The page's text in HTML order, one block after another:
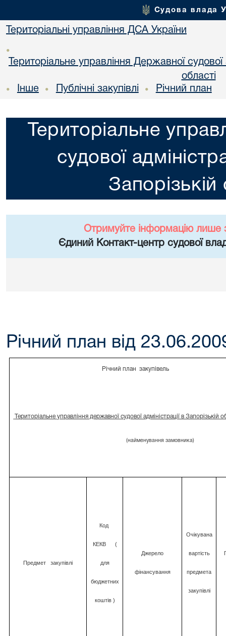
Судова влада
Територіальні управління ДСА України
•
Територіальне управління Державної судової
області
• Інше • Публічні закупівлі • Річний план
Територіальне
судової
Запорізькій
Отримуйте інформацію лише
Єдиний Контакт-центр судової
Річний план від
Річний план закупівель
Територіальне управління державної судової адміністрації в Запорізькій
(найменування замовника)
Предмет закупівлі
Код
КЕКВ (
для
бюджетних
коштів )
Джерело
фінансування
Очікувана
вартість
предмета
закупівлі